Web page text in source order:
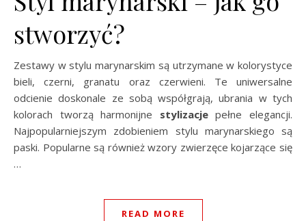
stworzyć?
Zestawy w stylu marynarskim są utrzymane w kolorystyce
bieli, czerni, granatu oraz czerwieni. Te uniwersalne
odcienie doskonale ze sobą współgrają, ubrania w tych
kolorach tworzą harmonijne stylizacjepełne elegancji.
Najpopularniejszym zdobieniem stylu marynarskiego są
paski. Popularne są również wzory zwierzęce kojarzące się
…
READ MORE